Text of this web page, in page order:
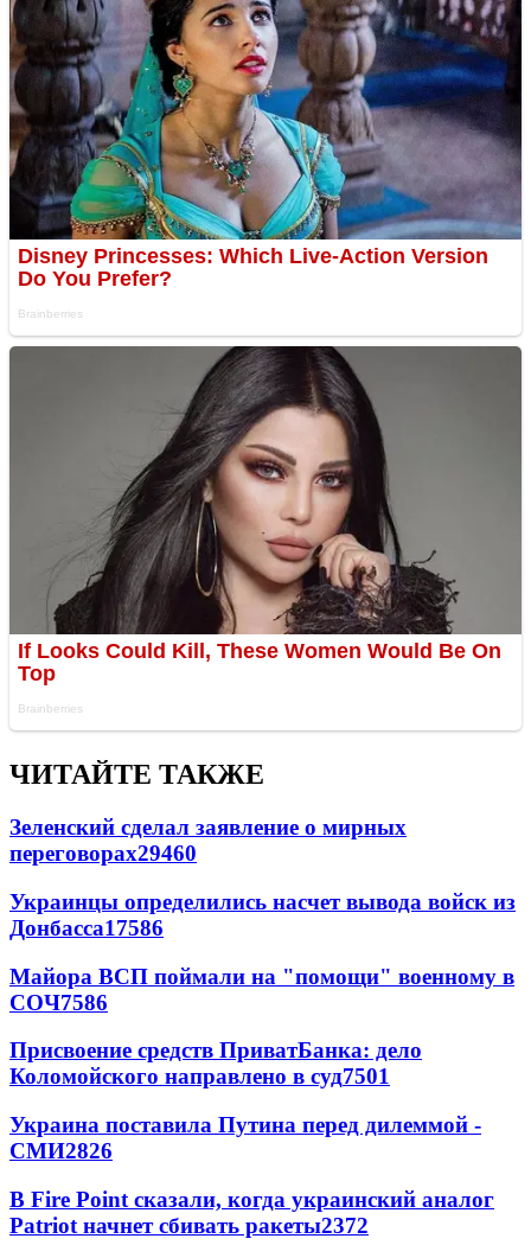
ЧИТАЙТЕ ТАКЖЕ
Зеленский сделал заявление о мирных
переговорах29460
Украинцы определились насчет вывода войск из
Донбасса17586
Майора ВСП поймали на "помощи" военному в
СОЧ7586
Присвоение средств ПриватБанка: дело
Коломойского направлено в суд7501
Украина поставила Путина перед дилеммой -
СМИ2826
В Fire Point сказали, когда украинский аналог
Patriot начнет сбивать ракеты2372